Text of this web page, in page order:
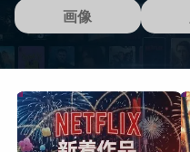
画像